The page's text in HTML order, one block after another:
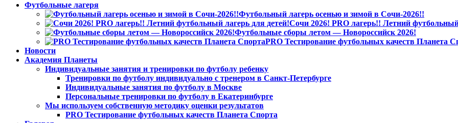
Футбольные лагеря
Футбольный лагерь осенью и зимой в Сочи-2026!!
Сочи 2026! PRO лагерь!! Летний футбольный
Футбольные сборы летом — Новороссийск 2026!
PRO Тестирование футбольных качеств Планета
Новости
Академия Планеты
Индивидуальные занятия и тренировки по футболу ребенку
Тренировки по футболу индивидуально с тренером в Санкт-Петербурге
Индивидуальные занятия по футболу в Москве
Персональные тренировки по футболу в Екатеринбурге
Мы используем собственную методику оценки результатов
PRO Тестирование футбольных качеств Планета Спорта